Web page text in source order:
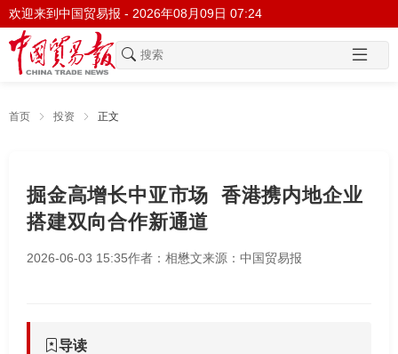
欢迎来到中国贸易报 - 2026年08月09日 07:24
首页 投资 正文
掘金高增长中亚市场 香港携内地企业
搭建双向合作新通道
2026-06-03 15:35作者：相懋文来源：中国贸易报
导读